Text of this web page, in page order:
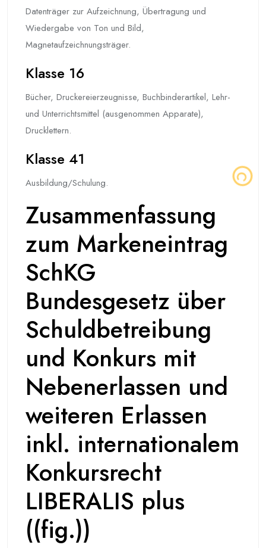
Datenträger zur Aufzeichnung, Übertragung und
Wiedergabe von Ton und Bild,
Magnetaufzeichnungsträger.
Klasse 16
Bücher, Druckereierzeugnisse, Buchbinderartikel, Lehr-
und Unterrichtsmittel (ausgenommen Apparate),
Drucklettern.
Klasse 41
Ausbildung/Schulung.
Zusammenfassung
zum Markeneintrag
SchKG
Bundesgesetz über
Schuldbetreibung
und Konkurs mit
Nebenerlassen und
weiteren Erlassen
inkl. internationalem
Konkursrecht
LIBERALIS plus
((fig.))